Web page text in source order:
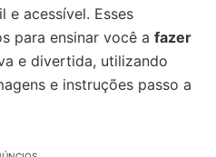
e acessível. Esses
para ensinar você a fazer
e divertida, utilizando
e instruções passo a